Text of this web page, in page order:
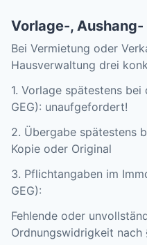
Vorlage-,
Bei Vermietung oder
Hausverwaltung drei
1. Vorlage spätestens
GEG): unaufgefordert!
2. Übergabe spätestens
Kopie oder Original
3. Pflichtangaben im
GEG):
Fehlende oder
Ordnungswidrigkeit nach